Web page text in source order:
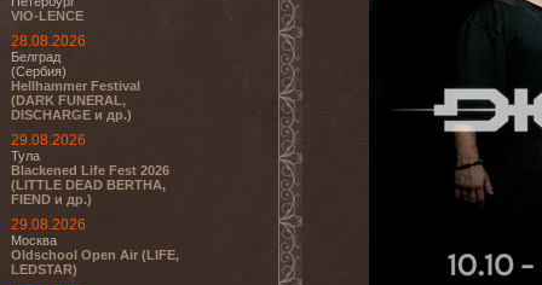
VIO-LENCE
28.08.2026
Белград
(Сербия)
Hellhammer Festival
(DARK FUNERAL,
DISCHARGE и др.)
29.08.2026
Тула
Blackened Life Fest 2026
(LITTLE DEAD BERTHA,
FIEND и др.)
29.08.2026
Москва
Oldschool Open Air (LIFE,
LEDSTAR)